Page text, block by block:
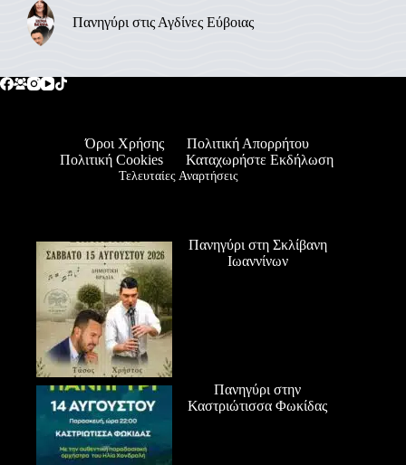
Πανηγύρι στις Αγδίνες Εύβοιας
Όροι Χρήσης
Πολιτική Απορρήτου
Πολιτική Cookies
Καταχωρήστε Εκδήλωση
Τελευταίες Αναρτήσεις
Πανηγύρι στη Σκλίβανη
Ιωαννίνων
Πανηγύρι στην
Καστριώτισσα Φωκίδας